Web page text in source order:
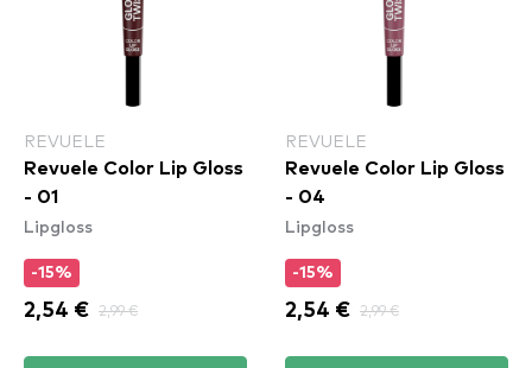
REVUELE
Revuele Color Lip Gloss
- 01
Lipgloss
-15%
2,54 € 2,99 €
REVUELE
Revuele Color Lip Gloss
- 04
Lipgloss
-15%
2,54 € 2,99 €